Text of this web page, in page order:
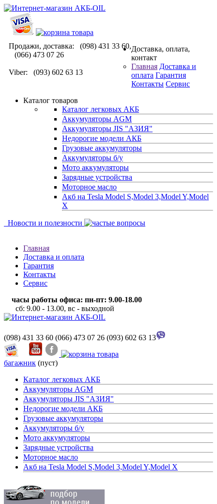
Продажи, доставка: (098) 431 33 60,
(066) 473 07 26
Viber: (093) 602 63 13
Доставка, оплата,
контакт
Главная Доставка и
оплата Гарантия
Контакты Сервис
Каталог товаров
Каталог легковых АКБ
Аккумуляторы AGM
Аккумуляторы JIS "АЗИЯ"
Недорогие модели АКБ
Грузовые аккумуляторы
Аккумуляторы б/у
Мото аккумуляторы
Зарядные устройства
Моторное масло
Акб на Tesla Model S,Model 3,Model Y,Model
X
Новости и полезности
Главная
Доставка и оплата
Гарантия
Контакты
Сервис
часы работы офиса: пн-пт: 9.00-18.00
сб: 9.00 - 13.00, вс - выходной
(098) 431 33 60 (066) 473 07 26 (093) 602 63 13
багажник (пуст)
Каталог легковых АКБ
Аккумуляторы AGM
Аккумуляторы JIS "АЗИЯ"
Недорогие модели АКБ
Грузовые аккумуляторы
Аккумуляторы б/у
Мото аккумуляторы
Зарядные устройства
Моторное масло
Акб на Tesla Model S,Model 3,Model Y,Model X